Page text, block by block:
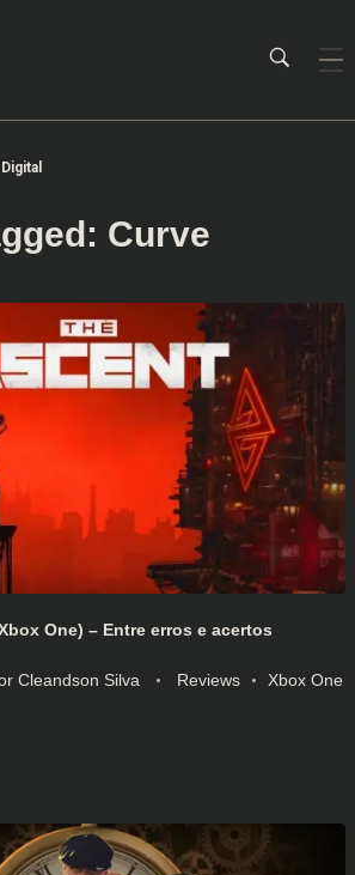
Curve
One) – Entre erros e acertos
Cleandson Silva Reviews Xbox One